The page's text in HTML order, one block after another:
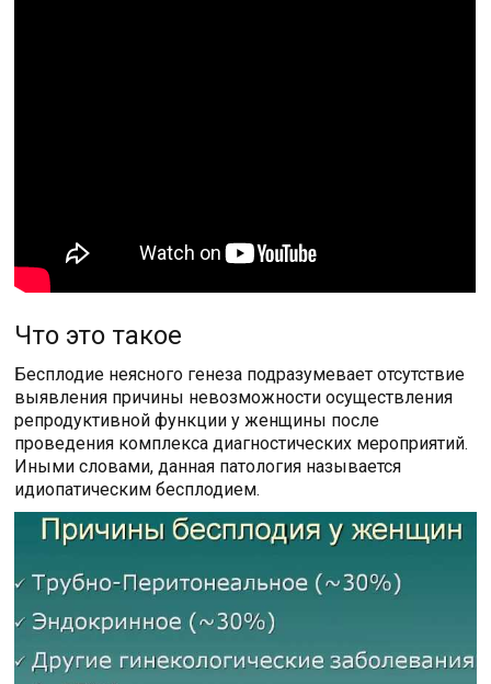
Что это такое
Бесплодие неясного генеза подразумевает отсутствие
выявления причины невозможности осуществления
репродуктивной функции у женщины после
проведения комплекса диагностических мероприятий.
Иными словами, данная патология называется
идиопатическим бесплодием.